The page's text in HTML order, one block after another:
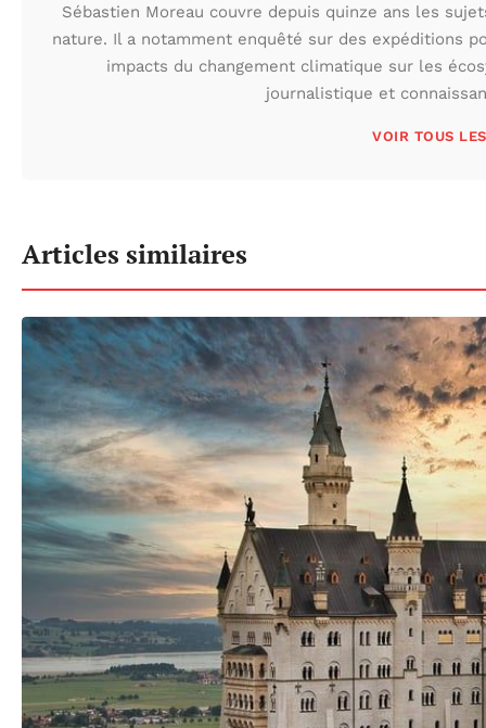
Sébastien Moreau couvre depuis quinze ans les
nature. Il a notamment enquêté sur des expéditions
impacts du changement climatique sur les
journalistique et
VOIR TOUS
Articles similaires